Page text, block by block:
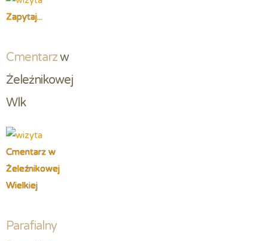
Zapytaj...
Cmentarz w
Żeleźnikowej
Wlk
Cmentarz w
Żeleźnikowej
Wielkiej
Parafialny